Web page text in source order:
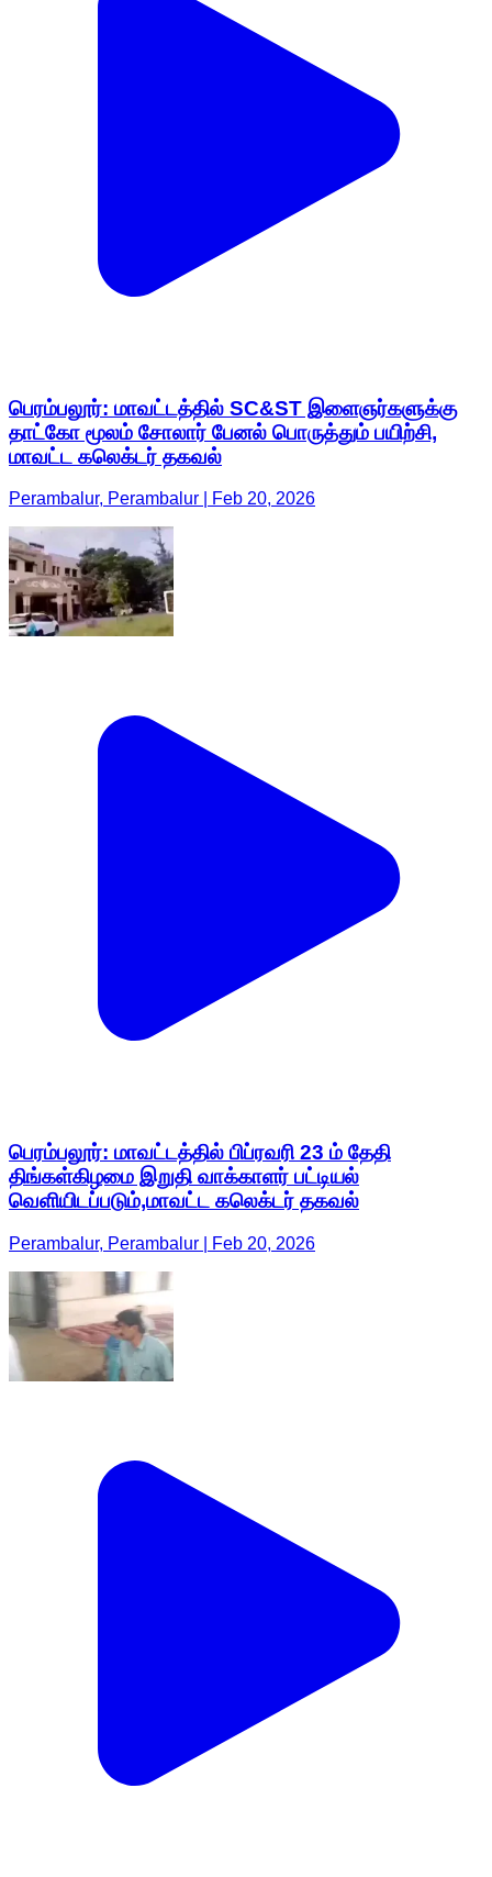
பெரம்பலூர்: மாவட்டத்தில் SC&ST இளைஞர்களுக்கு
தாட்கோ மூலம் சோலார் பேனல் பொருத்தும் பயிற்சி,
மாவட்ட கலெக்டர் தகவல்
Perambalur, Perambalur | Feb 20, 2026
பெரம்பலூர்: மாவட்டத்தில் பிப்ரவரி 23 ம் தேதி
திங்கள்கிழமை இறுதி வாக்காளர் பட்டியல்
வெளியிடப்படும்,மாவட்ட கலெக்டர் தகவல்
Perambalur, Perambalur | Feb 20, 2026